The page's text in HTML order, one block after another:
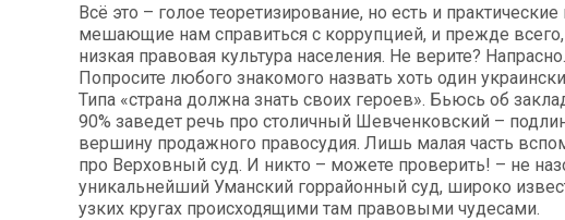
Всё это – голое теоретизирование, но есть и
мешающие нам справиться с коррупцией, и прежде всего,
низкая правовая культура населения. Не верите? Напрасно.
Попросите любого знакомого назвать хоть один
Типа «страна должна знать своих героев». Бьюсь об
90% заведет речь про столичный Шевченковский –
вершину продажного правосудия. Лишь малая часть
про Верховный суд. И никто – можете проверить! – не
уникальнейший Уманский горрайонный суд, широко
узких кругах происходящими там правовыми чудесами.